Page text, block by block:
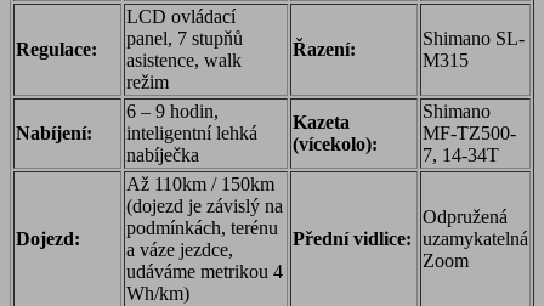
Regulace:
LCD ovládací
panel, 7 stupňů
asistence, walk
režim
Řazení:
Shimano SL-
M315
Nabíjení:
6 – 9 hodin,
inteligentní lehká
nabíječka
Kazeta
(vícekolo):
Shimano
MF-TZ500-
7, 14-34T
Dojezd:
Až 110km / 150km
(dojezd je závislý na
podmínkách, terénu
a váze jezdce,
udáváme metrikou 4
Wh/km)
Přední vidlice:
Odpružená
uzamykatelná
Zoom